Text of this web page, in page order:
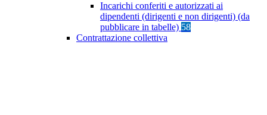
Incarichi conferiti e autorizzati ai
dipendenti (dirigenti e non dirigenti) (da
pubblicare in tabelle) 58
Contrattazione collettiva